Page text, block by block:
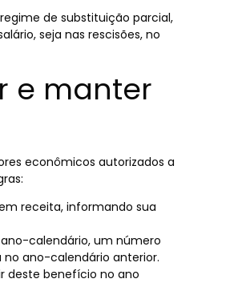
de substituição parcial,
seja nas rescisões, no
e manter
econômicos autorizados a
receita, informando sua
calendário, um número
no ano-calendário anterior.
deste benefício no ano